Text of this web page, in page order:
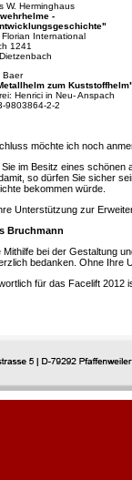
W. Herminghaus
-
Florian International
1241
Baer
zum
Henrici in Neu- Anspach
9803864-2-2
möchte ich noch
Sie im Besitz eines schönen
so dürfen Sie sicher
bekommen würde.
Unterstützung zur
Bruchmann
Mithilfe bei der Gestaltung
bedanken. Ohne Ihre
für das Facelift 2012